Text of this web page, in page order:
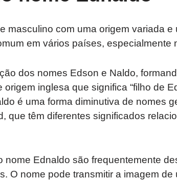
masculino com uma origem variada e
em vários países, especialmente
dos nomes Edson e Naldo,
inglesa que significa “filho de
é uma forma diminutiva de nomes
que têm diferentes significados
nome Ednaldo são frequentemente
O nome pode transmitir a imagem de